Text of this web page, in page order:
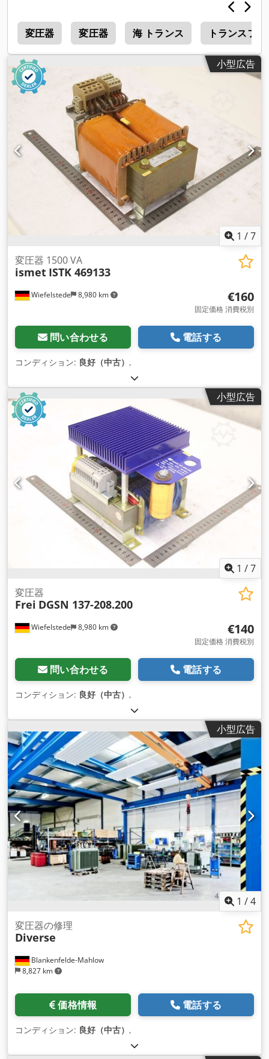
変圧器 変圧器 海 トランス トランスフ
小型広告
1 /7
Wiefelstede 8,980 km
変圧器 1500 VA
ismet ISTK 469133
€160
固定価格 消費税別
問い合わせる 電話する
コンディション: 良好（中古） ,
小型広告
1 /7
Wiefelstede 8,980 km
変圧器
Frei DGSN 137-208.200
€140
固定価格 消費税別
問い合わせる 電話する
コンディション: 良好（中古） ,
小型広告
1 /4
Blankenfelde-Mahlow
8,827 km
変圧器の修理
Diverse
価格情報 電話する
コンディション: 良好（中古） ,